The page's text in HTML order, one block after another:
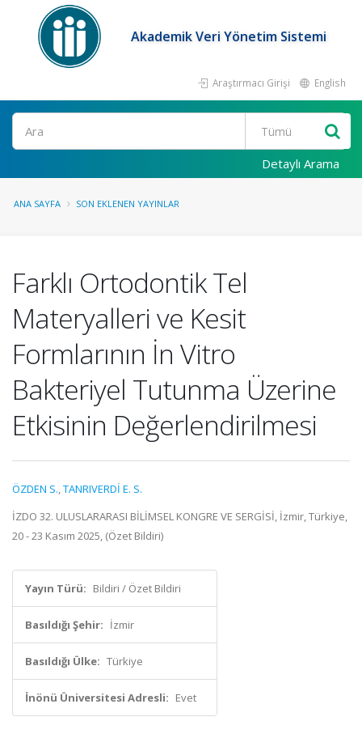
Akademik Veri Yönetim Sistemi
Araştırmacı Girişi English
Ara
Detaylı Arama
ANA SAYFA SON EKLENEN YAYINLAR
Farklı Ortodontik Tel
Materyalleri ve Kesit
Formlarının İn Vitro
Bakteriyel Tutunma Üzerine
Etkisinin Değerlendirilmesi
ÖZDEN S.,TANRIVERDİ E. S.
İZDO 32. ULUSLARARASI BİLİMSEL KONGRE VE SERGİSİ, İzmir, Türkiye,
20 - 23 Kasım 2025, (Özet Bildiri)
Yayın Türü: Bildiri / Özet Bildiri
Basıldığı Şehir: İzmir
Basıldığı Ülke: Türkiye
İnönü Üniversitesi Adresli: Evet